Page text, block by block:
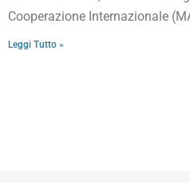
Cooperazione Internazionale
Leggi Tutto »